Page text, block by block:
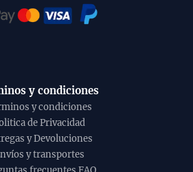
y condiciones
y condiciones
de Privacidad
y Devoluciones
y transportes